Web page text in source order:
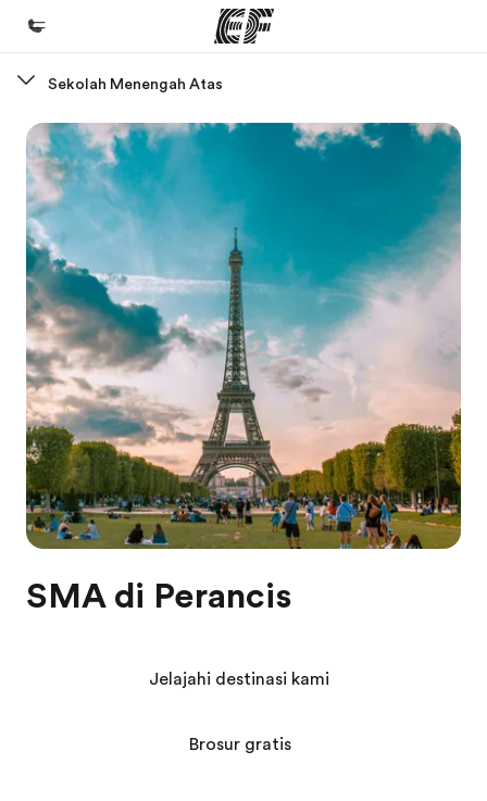
Selamat datang di EF
Daftar program
Lihat semua program
Kantor dan sekolah
Kantor terdekat
Tentang kami
Cerita kami
Karir
Bergabung dengan tim kami
Sekolah Menengah Atas
SMA di Perancis
Jelajahi destinasi kami
Brosur gratis